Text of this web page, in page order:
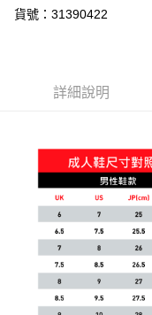
貨號：31390422
詳細說明